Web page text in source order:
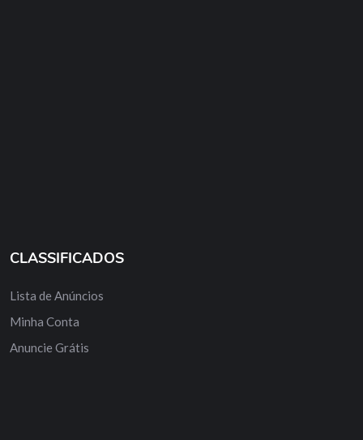
CLASSIFICADOS
Lista de Anúncios
Minha Conta
Anuncie Grátis